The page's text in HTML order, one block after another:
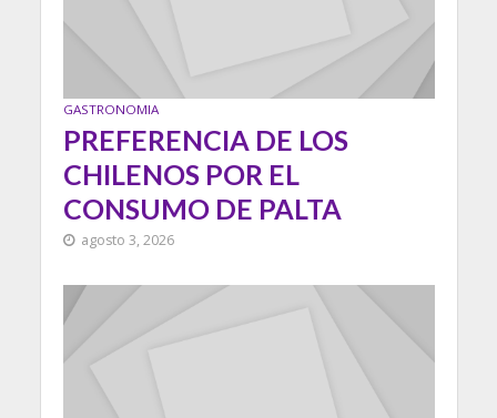
GASTRONOMIA
PREFERENCIA DE LOS
CHILENOS POR EL
CONSUMO DE PALTA
agosto 3, 2026